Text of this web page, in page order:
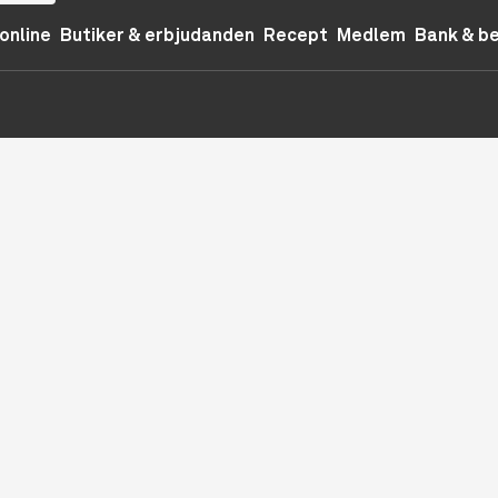
Butiker & erbjudanden Recept Medlem Bank &